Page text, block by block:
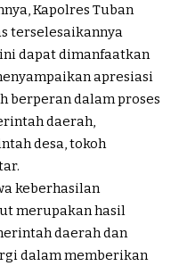
Kapolres Tuban
terselesaikannya
dapat dimanfaatkan
apresiasi
berperan dalam proses
daerah,
desa, tokoh
keberhasilan
merupakan hasil
daerah dan
dalam memberikan